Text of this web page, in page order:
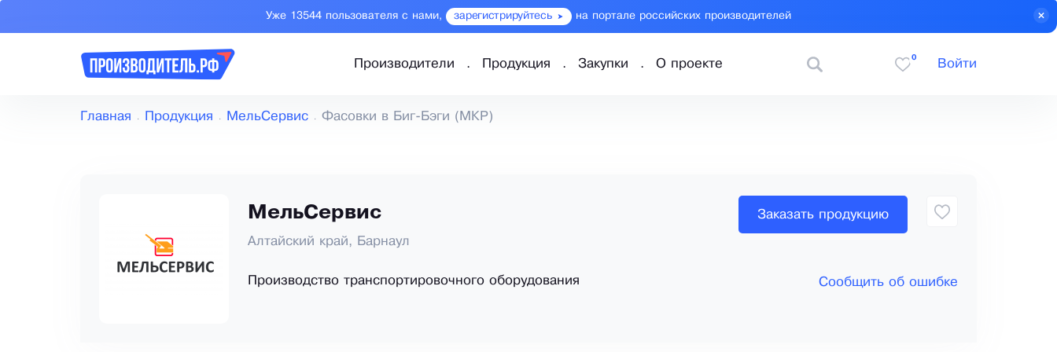
Уже 13544 пользователя с нами, зарегистрируйтесь на портале российских производителей
Производители Продукция Закупки О проекте
0
Войти
Главная Продукция МельСервис Фасовки в Биг-Бэги (МКР)
МельСервис
Алтайский край, Барнаул
Производство транспортировочного оборудования
Заказать продукцию
Сообщить об ошибке